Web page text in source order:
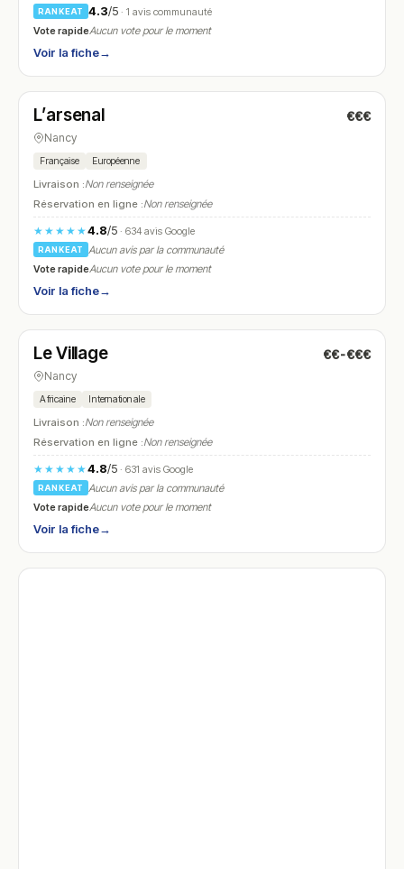
RANKEAT 4.3/5 · 1 avis communauté
Vote rapideAucun vote pour le moment
Voir la fiche→
N° 27
L’arsenal €€€
Nancy
Française Européenne
Livraison :Non renseignée
Réservation en ligne :Non renseignée
★★★★★4.8/5· 634 avis Google
RANKEAT
Aucun avis par la communauté
Vote rapideAucun vote pour le moment
Voir la fiche→
N° 28
Le Village €€-€€€
Nancy
Africaine Internationale
Livraison :Non renseignée
Réservation en ligne :Non renseignée
★★★★★4.8/5· 631 avis Google
RANKEAT
Aucun avis par la communauté
Vote rapideAucun vote pour le moment
Voir la fiche→